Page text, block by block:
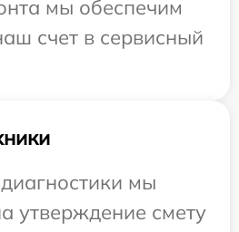
мы обеспечим
счет в сервисный
мы
утверждение смету